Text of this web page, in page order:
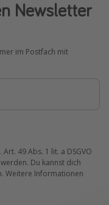
Newsletter
im Postfach mit
49 Abs. 1 lit. a DSGVO
Du kannst dich
Weitere Informationen